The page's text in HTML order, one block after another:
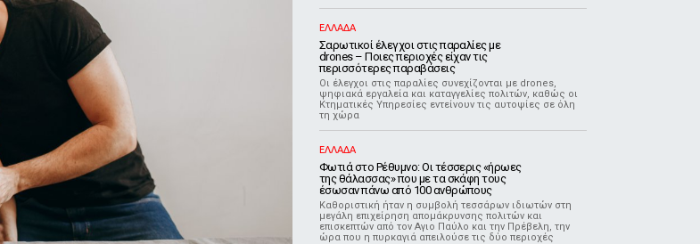
ΕΛΛΑΔΑ
Σαρωτικοί έλεγχοι στις παραλίες με
drones – Ποιες περιοχές είχαν τις
περισσότερες παραβάσεις
Οι έλεγχοι στις παραλίες συνεχίζονται με drones,
ψηφιακά εργαλεία και καταγγελίες πολιτών, καθώς οι
Κτηματικές Υπηρεσίες εντείνουν τις αυτοψίες σε όλη
τη χώρα
ΕΛΛΑΔΑ
Φωτιά στο Ρέθυμνο: Οι τέσσερις «ήρωες
της θάλασσας» που με τα σκάφη τους
έσωσαν πάνω από 100 ανθρώπους
Καθοριστική ήταν η συμβολή τεσσάρων ιδιωτών στη
μεγάλη επιχείρηση απομάκρυνσης πολιτών και
επισκεπτών από τον Αγιο Παύλο και την Πρέβελη, την
ώρα που η πυρκαγιά απειλούσε τις δύο περιοχές